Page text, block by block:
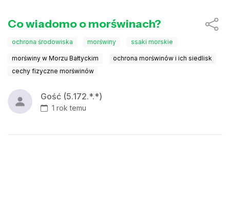
Co wiadomo o morświnach?
ochrona środowiska morświny ssaki morskie
morświny w Morzu Bałtyckim
ochrona morświnów i ich siedlisk
cechy fizyczne morświnów
Gość (5.172.*.*)
1 rok temu